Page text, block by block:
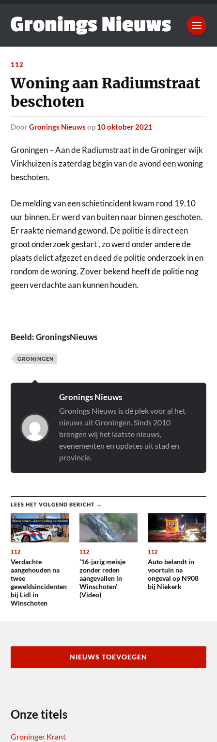
112
Woning aan Radiumstraat
beschoten
doorGronings Nieuws op 10 oktober 2021
Groningen – Aan de Radiumstraat in de Groninger wijk
Vinkhuizen is zaterdag begin van de avond een woning
beschoten.
De melding van een schietincident kwam rond 19.10
uur binnen. Er werd van buiten naar binnen geschoten.
Er raakte niemand gewond. De politie is direct een
groot onderzoek gestart , zo werd onder andere de
plaats delict afgezet en deed de politie onderzoek in en
rondom de woning. Zover bekend heeft de politie nog
geen verdachte aan kunnen houden.
Beeld: GroningsNieuws
GRONINGEN
Gronings Nieuws
Gronings Nieuws is dé plek voor al het
nieuws uit Groningen. Sinds 2010
brengen wij het laatste nieuws,
evenementen en updates uit stad en
provincie.
LEES HET VOLGEND BERICHT →
112
Verdachte
aangehouden na
twee
geweldsincidenten
bij Lidl in
Winschoten
112
’16-jarig meisje
zonder reden
aangevallen in
Winschoten’
(Video)
112
Auto belandt in
voortuin na
ongeval op N908
bij Niekerk
NIEUWS TOEVOEGEN
Onze titels
Groninger Krant